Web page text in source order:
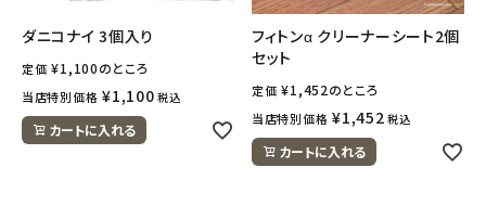
ダニコナイ 3個入り
定価 ¥1,100のところ
当店特別価格 ¥1,100 税込
カートに入れる
フィトンα クリーナーシート2個
セット
定価 ¥1,452のところ
当店特別価格 ¥1,452 税込
カートに入れる